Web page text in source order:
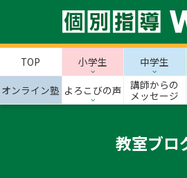
TOP 小学生 中学生
オンライン塾 よろこびの声
講師からの
メッセージ
教室ブロ